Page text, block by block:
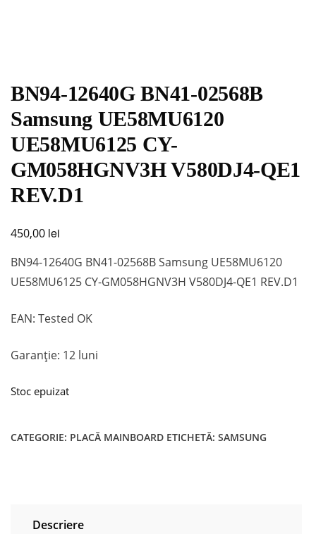
BN94-12640G BN41-02568B
Samsung UE58MU6120
UE58MU6125 CY-
GM058HGNV3H V580DJ4-QE1
REV.D1
450,00 lei
BN94-12640G BN41-02568B Samsung UE58MU6120
UE58MU6125 CY-GM058HGNV3H V580DJ4-QE1 REV.D1
EAN: Tested OK
Garanție: 12 luni
Stoc epuizat
CATEGORIE: PLACĂ MAINBOARD ETICHETĂ: SAMSUNG
Descriere